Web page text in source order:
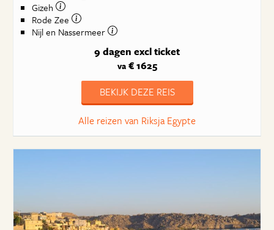
Gizeh
Rode Zee
Nijl en Nassermeer
9 dagen excl ticket
va€ 1625
BEKIJK DEZE REIS
Alle reizen van Riksja Egypte